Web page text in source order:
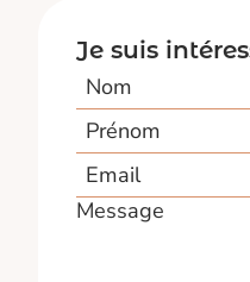
Je suis
Nom
Prénom
Email
Message